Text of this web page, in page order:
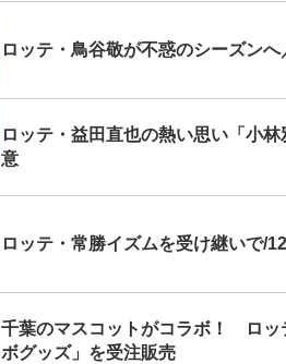
ロッテ・鳥谷敬が不惑のシーズン
ロッテ・益田直也の熱い思い「小
意
ロッテ・常勝イズムを受け継いで/
千葉のマスコットがコラボ！ ロッ
ボグッズ」を受注販売